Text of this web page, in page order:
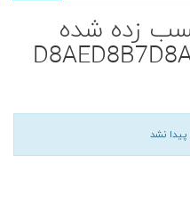
زده شده
نشد